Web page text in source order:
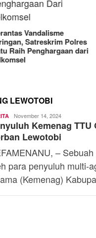
RM OG Alami Kenaikan
Omset di Porprov IX Jatim
2025
LEWOTOBI
Kaba
November 14, 2024
Kemenag TTU
Lewotobi
–
para penyuluh multi-
(Kemenag)